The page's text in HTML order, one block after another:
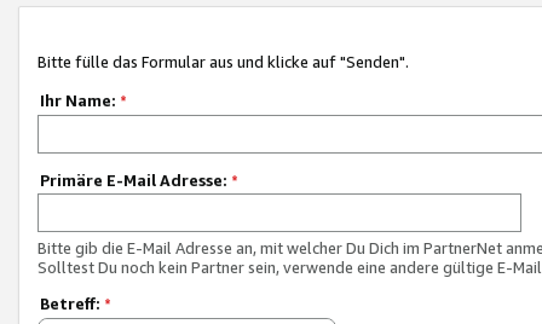
Bitte fülle das Formular aus und klicke auf "Senden".
Ihr Name: *
Primäre E-Mail Adresse: *
Bitte gib die E-Mail Adresse an, mit welcher Du Dich im PartnerNet
Solltest Du noch kein Partner sein, verwende eine andere gültige E-
Betreff: *